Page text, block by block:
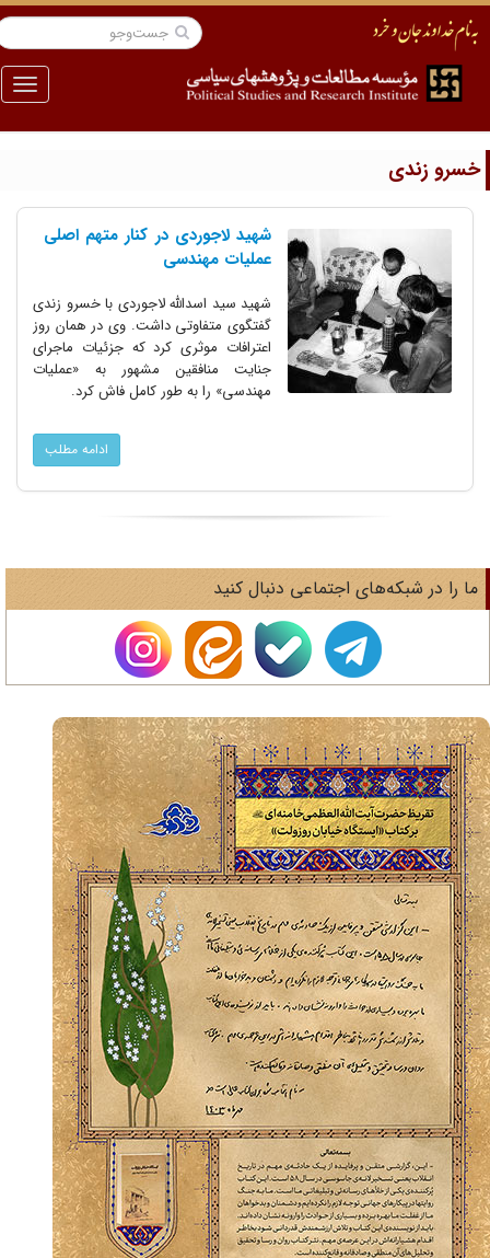
منو
زندی
شهید لاجوردی در کنار متهم اصلی
عملیات مهندسی
شهید سید اسدالله لاجوردی با خسرو زندی
گفتگوی متفاوتی داشت. وی در همان روز
اعترافات موثری کرد که جزئیات ماجرای
جنایت منافقین مشهور به «عملیات
مهندسی» را به طور کامل فاش کرد.
ادامه مطلب
را در شبکه‌های اجتماعی دنبال کنید